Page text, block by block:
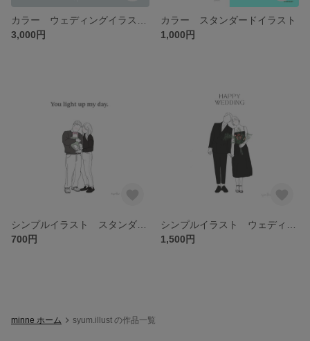
3,000円
カラー スタンダードイラスト
1,000円
700円
1,500円
minne ホーム syum.illust の作品一覧